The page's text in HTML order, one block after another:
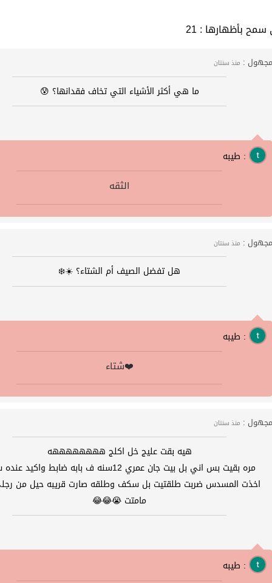
سمح بأظهارها
مجهول : منذ سنتان
ما هي أكثر الأشياء التي تخاف فقدانها؟ 😰
طيبه :
الثقه
مجهول : منذ سنتان
هل تفضل الصيف أم الشتاء؟ ☀️❄️
طيبه :
شتاء❤️
مجهول : منذ سنتان
هيه بقت عليج خل اكلج ههههههههه
مره بقيت بس اني بل بيت جان عمري 12سنه ف بابه ضابط واكيد عنده سلاح
اخذت المسدس ضربت طلقتيت بل سكف وطلقه صارت قريبه حيل من
مامتت 😭😂😂
طيبه :